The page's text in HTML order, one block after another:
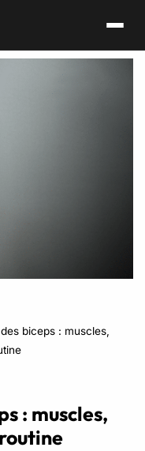
biceps : muscles,
: muscles,